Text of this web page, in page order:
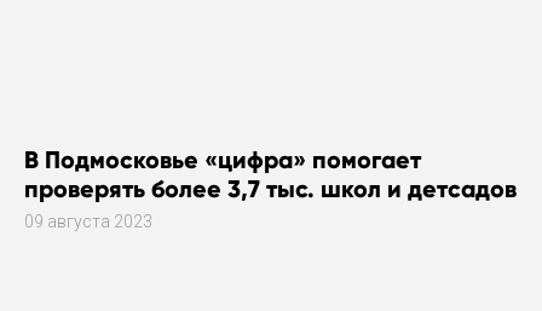
В Подмосковье «цифра» помогает
проверять более 3,7 тыс. школ и детсадов
09 августа 2023